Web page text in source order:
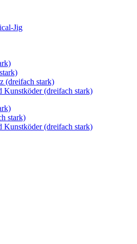
Jig
(dreifach stark)
(dreifach stark)
stark)
(dreifach stark)